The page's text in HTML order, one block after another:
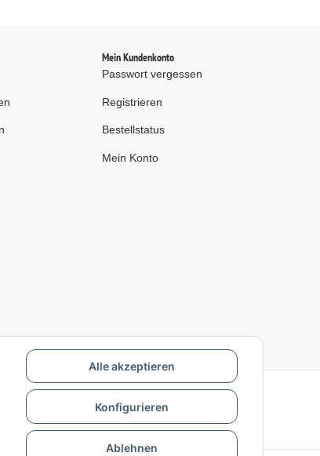
Alle akzeptieren
Konfigurieren
Ablehnen
Mein Kundenkonto
Passwort vergessen
Registrieren
Bestellstatus
Mein Konto